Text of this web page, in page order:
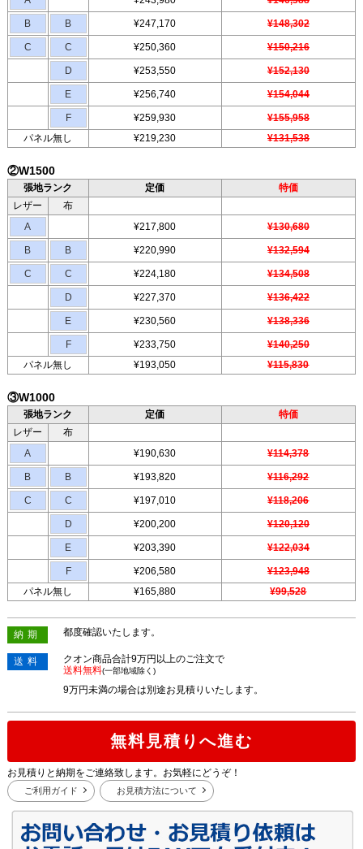
B B ¥247,170 ¥148,302
C C ¥250,360 ¥150,216
D ¥253,550 ¥152,130
E ¥256,740 ¥154,044
F ¥259,930
¥155,958
パネル無し
¥219,230 ¥131,538
②W1500
張地ランク 定価
特価
レザー
布
A
¥217,800 ¥130,680
B B ¥220,990 ¥132,594
C C ¥224,180 ¥134,508
D ¥227,370 ¥136,422
E ¥230,560 ¥138,336
F ¥233,750
¥140,250
パネル無し
¥193,050 ¥115,830
③W1000
張地ランク 定価
特価
レザー
布
A
¥190,630 ¥114,378
B B ¥193,820 ¥116,292
C C ¥197,010 ¥118,206
D ¥200,200 ¥120,120
E ¥203,390 ¥122,034
F ¥206,580
¥123,948
パネル無し
¥165,880 ¥99,528
納期 都度確認いたします。
送料
クオン商品合計9万円以上のご注文で
送料無料(一部地域除く)
9万円未満の場合は別途お見積りいたします。
無料見積りへ進む
お見積りと納期をご連絡致します。お気軽にどうぞ！
ご利用ガイド お見積方法について